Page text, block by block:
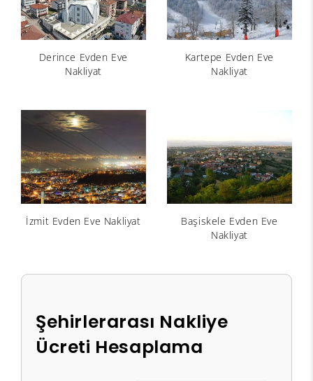
Derince Evden Eve
Nakliyat
Kartepe Evden Eve
Nakliyat
İzmit Evden Eve Nakliyat
Başiskele Evden Eve
Nakliyat
Şehirlerarası Nakliye
Ücreti Hesaplama